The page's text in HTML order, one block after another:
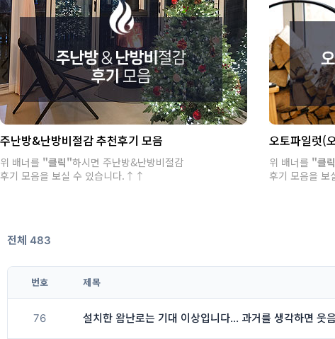
주난방&난방비절감 추천후기 모음
위 배너를 "클릭"하시면 주난방&난방비절감
후기 모음을 보실 수 있습니다.↑↑
오토파일럿(
위 배너를 "클
후기 모음을
전체 483
번호 제목
76 설치한 왐난로는 기대 이상입니다... 과거를 생각하면 웃